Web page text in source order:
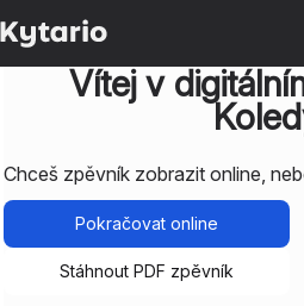
Vítej v
Chceš zpěvník zobrazit online,
Pokračovat online
Stáhnout PDF zpěvník